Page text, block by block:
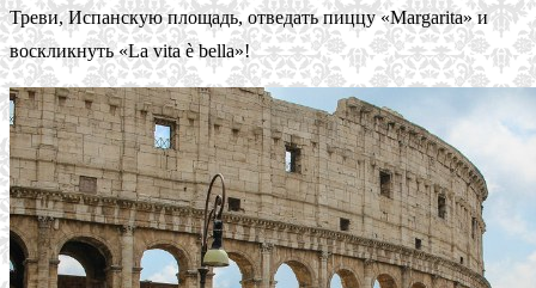
Треви, Испанскую площадь, отведать пиццу «Margarita» и
воскликнуть «La vita è bella»!